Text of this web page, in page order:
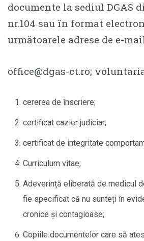
documente la sediul DGAS
nr.104 sau în format
următoarele adrese de e-
office@dgas-ct.ro;
cererea de înscriere;
certificat cazier judiciar;
certificat de integritate
Curriculum vitae;
Adeverință eliberată de medicul
fie specificat că nu sunteți în
cronice și contagioase;
Copiile documentelor care să